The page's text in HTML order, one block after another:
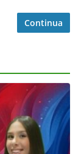
Continua